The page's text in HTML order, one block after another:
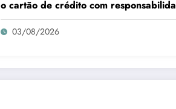
o cartão de crédito com
03/08/2026